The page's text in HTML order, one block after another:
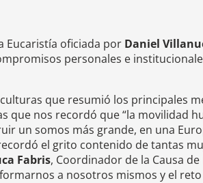
Eucaristía oficiada por Daniel
personales e
que resumió los principales
que nos recordó que “la movilidad
un somos más grande, en una
el grito contenido de tantas
Fabris, Coordinador de la Causa
a nosotros mismos y el